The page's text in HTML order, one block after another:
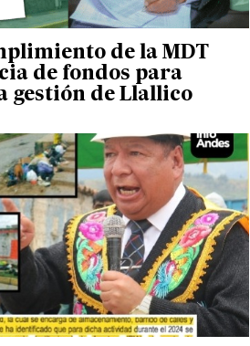
de la MDT
de fondos para
gestión de Llallico